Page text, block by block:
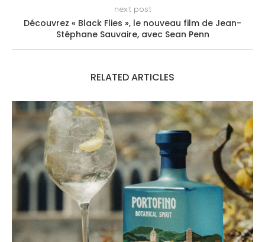
next post
Découvrez « Black Flies », le nouveau film de Jean-
Stéphane Sauvaire, avec Sean Penn
RELATED ARTICLES